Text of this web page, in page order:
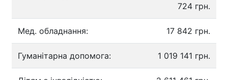
724 грн.
Мед. обладнання: 17 842 грн.
Гуманітарна допомога: 1 019 141 грн.